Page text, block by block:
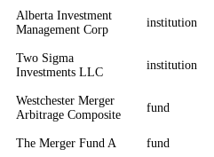
Alberta Investment
Management Corp
institution
Two Sigma
Investments LLC
institution
Westchester Merger
Arbitrage Composite
fund
The Merger Fund A fund